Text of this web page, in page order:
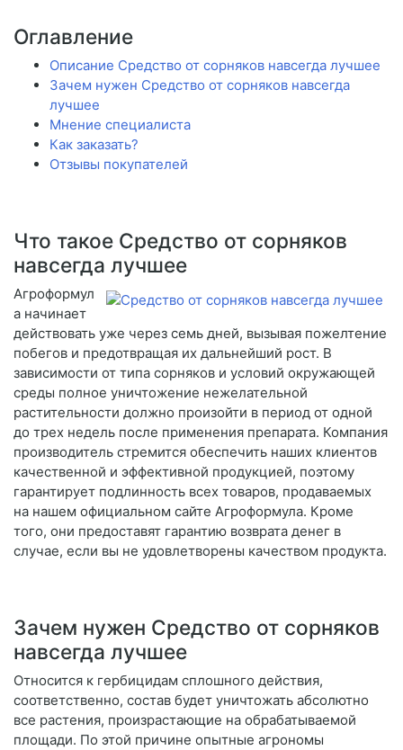
Оглавление
Описание Средство от сорняков навсегда лучшее
Зачем нужен Средство от сорняков навсегда
лучшее
Мнение специалиста
Как заказать?
Отзывы покупателей
Что такое Средство от сорняков
навсегда лучшее
Агроформул
а начинает
действовать уже через семь дней, вызывая пожелтение
побегов и предотвращая их дальнейший рост. В
зависимости от типа сорняков и условий окружающей
среды полное уничтожение нежелательной
растительности должно произойти в период от одной
до трех недель после применения препарата. Компания
производитель стремится обеспечить наших клиентов
качественной и эффективной продукцией, поэтому
гарантирует подлинность всех товаров, продаваемых
на нашем официальном сайте Агроформула. Кроме
того, они предоставят гарантию возврата денег в
случае, если вы не удовлетворены качеством продукта.
Зачем нужен Средство от сорняков
навсегда лучшее
Относится к гербицидам сплошного действия,
соответственно, состав будет уничтожать абсолютно
все растения, произрастающие на обрабатываемой
площади. По этой причине опытные агрономы